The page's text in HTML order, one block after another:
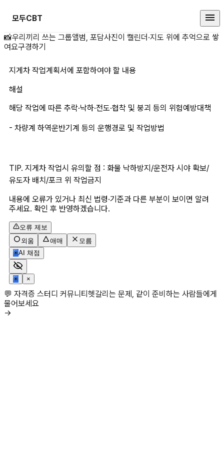
모두CBT
지게차 작업계획서에 포함하여야
📸우리끼리 쓰는 그룹앨범, 포담사진이 캘린더·지도 위에 추억으로 쌓
여요구경하기
지게차 작업계획서에 포함하여야 할 내용
해설
해당 작업에 따른 추락·낙하·전도·협착 및 붕괴 등의 위험예방대책
- 차량계 하역운반기계 등의 운행경로 및 작업방법
TIP. 지게차 작업시 유의할 점 : 화물 낙하방지/운전자 시야 확보/
유도자 배치/포크 위 작업금지
내용에 오류가 있거나 최신 법령·기준과 다른 부분이 보이면 알려
주세요. 확인 후 반영하겠습니다.
오류 제보
외움
애매
모름
✳AI 채점
✳ ×
💬 자격증 스터디 커뮤니티헷갈리는 문제, 같이 준비하는 사람들에게
물어보세요
→